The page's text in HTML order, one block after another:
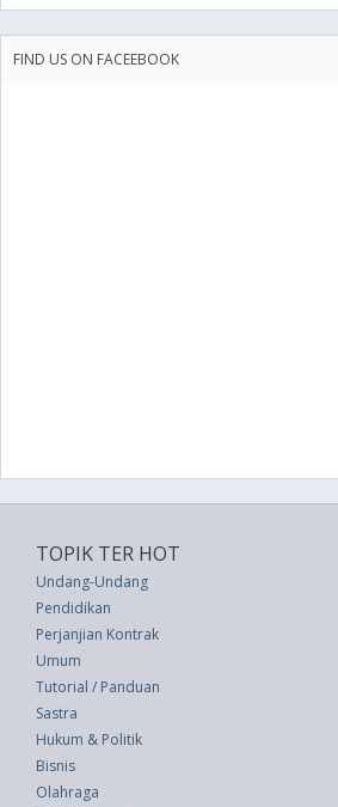
FIND US ON FACEEBOOK
TOPIK TER HOT
Undang-Undang
Pendidikan
Perjanjian Kontrak
Umum
Tutorial / Panduan
Sastra
Hukum & Politik
Bisnis
Olahraga